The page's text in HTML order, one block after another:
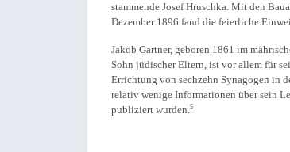
stammende Josef Hruschka. Mit den
Dezember 1896 fand die feierliche
Jakob Gartner, geboren 1861 im
Sohn jüdischer Eltern, ist vor allem für
Errichtung von sechzehn Synagogen in
relativ wenige Informationen über sein
publiziert wurden.5